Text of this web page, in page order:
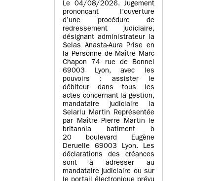
Le 04/08/2026. Jugement
prononçant l’ouverture
d’une procédure de
redressement judiciaire,
désignant administrateur la
Selas Anasta-Aura Prise en
la Personne de Maître Marc
Chapon 74 rue de Bonnel
69003 Lyon, avec les
pouvoirs : assister le
débiteur dans tous les
actes concernant la gestion,
mandataire judiciaire la
Selarlu Martin Représentée
par Maître Pierre Martin le
britannia batiment b
20 boulevard Eugène
Deruelle 69003 Lyon. Les
déclarations des créances
sont à adresser au
mandataire judiciaire ou sur